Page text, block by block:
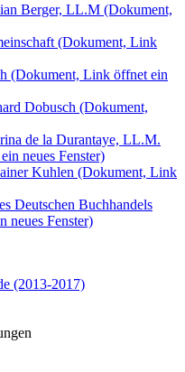
Berger, LL.M (Dokument,
(Dokument, Link
(Dokument, Link öffnet ein
Dobusch (Dokument,
de la Durantaye, LL.M.
neues Fenster)
Kuhlen (Dokument, Link
Deutschen Buchhandels
neues Fenster)
(2013-2017)